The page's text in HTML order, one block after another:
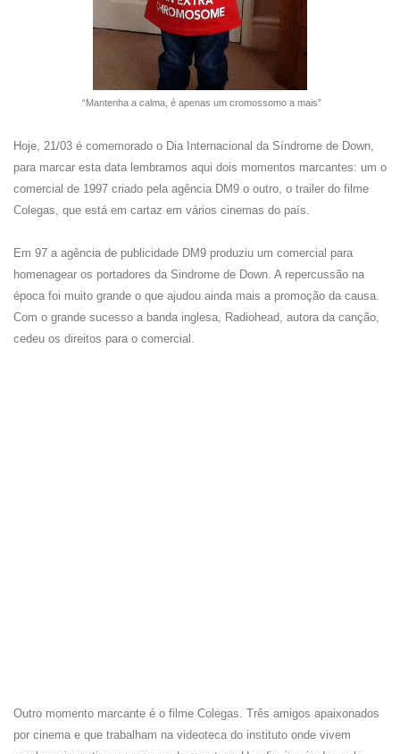
“Mantenha a calma, é apenas um cromossomo a mais”
Hoje, 21/03 é comemorado o Dia Internacional da Síndrome de Down,
para marcar esta data lembramos aqui dois momentos marcantes: um o
comercial de 1997 criado pela agência DM9 o outro, o trailer do filme
Colegas, que está em cartaz em vários cinemas do país.
Em 97 a agência de publicidade DM9 produziu um comercial para
homenagear os portadores da Sindrome de Down. A repercussão na
época foi muito grande o que ajudou ainda mais a promoção da causa.
Com o grande sucesso a banda inglesa, Radiohead, autora da canção,
cedeu os direitos para o comercial.
Outro momento marcante é o filme Colegas. Três amigos apaixonados
por cinema e que trabalham na videoteca do instituto onde vivem